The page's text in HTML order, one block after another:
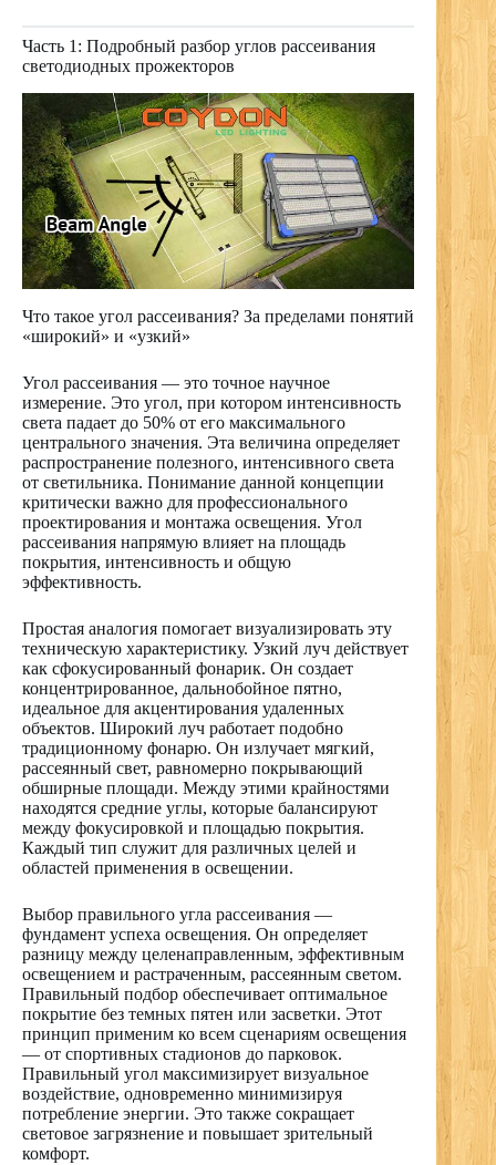
Часть 1: Подробный разбор углов рассеивания
светодиодных прожекторов
Что такое угол рассеивания? За пределами понятий
«широкий» и «узкий»
Угол рассеивания — это точное научное
измерение. Это угол, при котором интенсивность
света падает до 50% от его максимального
центрального значения. Эта величина определяет
распространение полезного, интенсивного света
от светильника. Понимание данной концепции
критически важно для профессионального
проектирования и монтажа освещения. Угол
рассеивания напрямую влияет на площадь
покрытия, интенсивность и общую
эффективность.
Простая аналогия помогает визуализировать эту
техническую характеристику. Узкий луч действует
как сфокусированный фонарик. Он создает
концентрированное, дальнобойное пятно,
идеальное для акцентирования удаленных
объектов. Широкий луч работает подобно
традиционному фонарю. Он излучает мягкий,
рассеянный свет, равномерно покрывающий
обширные площади. Между этими крайностями
находятся средние углы, которые балансируют
между фокусировкой и площадью покрытия.
Каждый тип служит для различных целей и
областей применения в освещении.
Выбор правильного угла рассеивания —
фундамент успеха освещения. Он определяет
разницу между целенаправленным, эффективным
освещением и растраченным, рассеянным светом.
Правильный подбор обеспечивает оптимальное
покрытие без темных пятен или засветки. Этот
принцип применим ко всем сценариям освещения
— от спортивных стадионов до парковок.
Правильный угол максимизирует визуальное
воздействие, одновременно минимизируя
потребление энергии. Это также сокращает
световое загрязнение и повышает зрительный
комфорт.